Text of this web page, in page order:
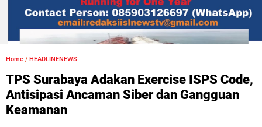
Home / HEADLINENEWS
TPS Surabaya Adakan Exercise ISPS Code,
Antisipasi Ancaman Siber dan Gangguan
Keamanan